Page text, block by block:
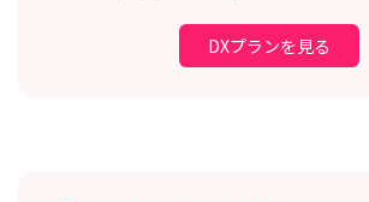
DXプランを見る